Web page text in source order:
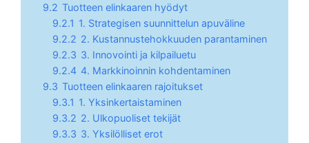
9.2 Tuotteen elinkaaren hyödyt
9.2.1 1. Strategisen suunnittelun apuväline
9.2.2 2. Kustannustehokkuuden parantaminen
9.2.3 3. Innovointi ja kilpailuetu
9.2.4 4. Markkinoinnin kohdentaminen
9.3 Tuotteen elinkaaren rajoitukset
9.3.1 1. Yksinkertaistaminen
9.3.2 2. Ulkopuoliset tekijät
9.3.3 3. Yksilölliset erot